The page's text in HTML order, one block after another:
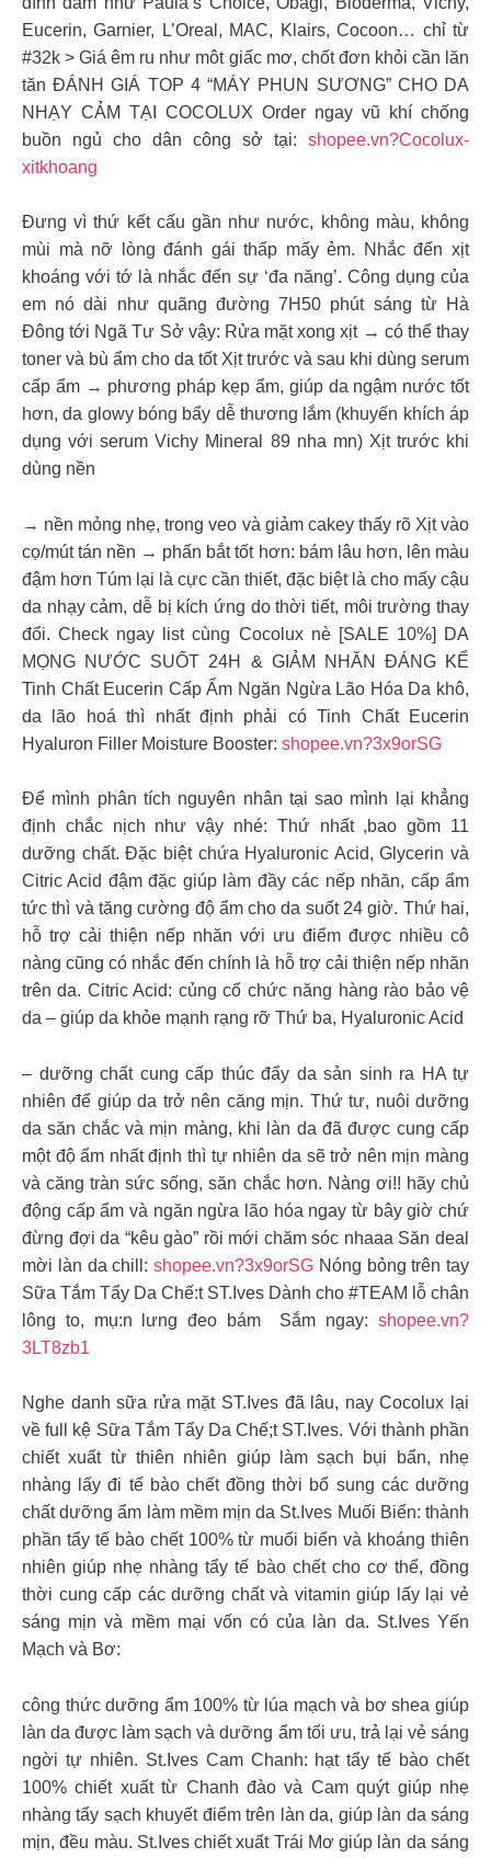
Eucerin, Garnier, L’Oreal, MAC, Klairs, Cocoon… chỉ từ
#32k > Giá êm ru như môt giấc mơ, chốt đơn khỏi cần lăn
tăn ĐÁNH GIÁ TOP 4 “MÁY PHUN SƯƠNG” CHO DA
NHẠY CẢM TẠI COCOLUX Order ngay vũ khí chống
buồn ngủ cho dân công sở tại: shopee.vn?Cocolux-
xitkhoang
Đưng vì thứ kết cấu gần như nước, không màu, không
mùi mà nỡ lòng đánh gái thấp mấy ẻm. Nhắc đến xịt
khoáng với tớ là nhắc đến sự ‘đa năng’. Công dụng của
em nó dài như quãng đường 7H50 phút sáng từ Hà
Đông tới Ngã Tư Sở vậy: Rửa mặt xong xịt → có thể thay
toner và bù ẩm cho da tốt Xịt trước và sau khi dùng serum
cấp ẩm → phương pháp kẹp ẩm, giúp da ngậm nước tốt
hơn, da glowy bóng bẩy dễ thương lắm (khuyến khích áp
dụng với serum Vichy Mineral 89 nha mn) Xịt trước khi
dùng nền
→ nền mỏng nhẹ, trong veo và giảm cakey thấy rõ Xịt vào
cọ/mút tán nền → phấn bắt tốt hơn: bám lâu hơn, lên màu
đậm hơn Túm lại là cực cần thiết, đặc biệt là cho mấy cậu
da nhạy cảm, dễ bị kích ứng do thời tiết, môi trường thay
đổi. Check ngay list cùng Cocolux nè [SALE 10%] DA
MỌNG NƯỚC SUỐT 24H & GIẢM NHĂN ĐÁNG KỂ
Tinh Chất Eucerin Cấp Ẩm Ngăn Ngừa Lão Hóa Da khô,
da lão hoá thì nhất định phải có Tinh Chất Eucerin
Hyaluron Filler Moisture Booster: shopee.vn?3x9orSG
Để mình phân tích nguyên nhân tại sao mình lại khẳng
định chắc nịch như vậy nhé: Thứ nhất ,bao gồm 11
dưỡng chất. Đặc biệt chứa Hyaluronic Acid, Glycerin và
Citric Acid đậm đặc giúp làm đầy các nếp nhăn, cấp ẩm
tức thì và tăng cường độ ẩm cho da suốt 24 giờ. Thứ hai,
hỗ trợ cải thiện nếp nhăn với ưu điểm được nhiều cô
nàng cũng có nhắc đến chính là hỗ trợ cải thiện nếp nhăn
trên da. Citric Acid: củng cố chức năng hàng rào bảo vệ
da – giúp da khỏe mạnh rạng rỡ Thứ ba, Hyaluronic Acid
– dưỡng chất cung cấp thúc đẩy da sản sinh ra HA tự
nhiên để giúp da trở nên căng mịn. Thứ tư, nuôi dưỡng
da săn chắc và mịn màng, khi làn da đã được cung cấp
một độ ẩm nhất định thì tự nhiên da sẽ trở nên mịn màng
và căng tràn sức sống, săn chắc hơn. Nàng ơi!! hãy chủ
động cấp ẩm và ngăn ngừa lão hóa ngay từ bây giờ chứ
đừng đợi da “kêu gào” rồi mới chăm sóc nhaaa Săn deal
mời làn da chill: shopee.vn?3x9orSG Nóng bỏng trên tay
Sữa Tắm Tẩy Da Chế:t ST.Ives Dành cho #TEAM lỗ chân
lông to, mụ:n lưng đeo bám ️ Sắm ngay: shopee.vn?
3LT8zb1
Nghe danh sữa rửa mặt ST.Ives đã lâu, nay Cocolux lại
về full kệ Sữa Tắm Tẩy Da Chế;t ST.Ives. Với thành phần
chiết xuất từ thiên nhiên giúp làm sạch bụi bẩn, nhẹ
nhàng lấy đi tế bào chết đồng thời bổ sung các dưỡng
chất dưỡng ẩm làm mềm mịn da St.Ives Muối Biển: thành
phần tẩy tế bào chết 100% từ muối biển và khoáng thiên
nhiên giúp nhẹ nhàng tẩy tế bào chết cho cơ thể, đồng
thời cung cấp các dưỡng chất và vitamin giúp lấy lại vẻ
sáng mịn và mềm mại vốn có của làn da. St.Ives Yến
Mạch và Bơ:
công thức dưỡng ẩm 100% từ lúa mạch và bơ shea giúp
làn da được làm sạch và dưỡng ẩm tối ưu, trả lại vẻ sáng
ngời tự nhiên. St.Ives Cam Chanh: hạt tẩy tế bào chết
100% chiết xuất từ Chanh đào và Cam quýt giúp nhẹ
nhàng tẩy sạch khuyết điểm trên làn da, giúp làn da sáng
mịn, đều màu. St.Ives chiết xuất Trái Mơ giúp làn da sáng